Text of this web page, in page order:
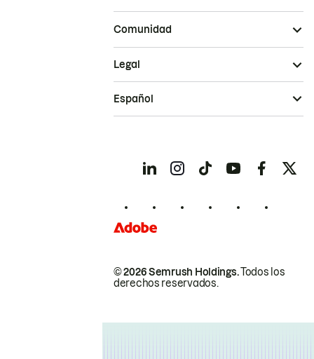
Comunidad
© 2026 Semrush Holdings.Todos los
derechos reservados.
Legal
Español